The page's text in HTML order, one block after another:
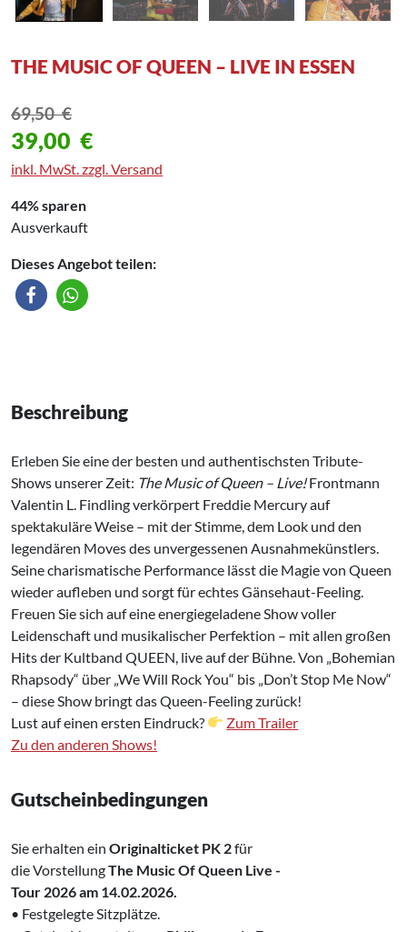
THE MUSIC OF QUEEN – LIVE IN ESSEN
69,50€
39,00 €
inkl. MwSt. zzgl. Versand
44% sparen
Ausverkauft
Dieses Angebot teilen:
Beschreibung
Erleben Sie eine der besten und authentischsten Tribute-
Shows unserer Zeit: The Music of Queen – Live!Frontmann
Valentin L. Findling verkörpert Freddie Mercury auf
spektakuläre Weise – mit der Stimme, dem Look und den
legendären Moves des unvergessenen Ausnahmekünstlers.
Seine charismatische Performance lässt die Magie von Queen
wieder aufleben und sorgt für echtes Gänsehaut-Feeling.
Freuen Sie sich auf eine energiegeladene Show voller
Leidenschaft und musikalischer Perfektion – mit allen großen
Hits der Kultband QUEEN, live auf der Bühne. Von „Bohemian
Rhapsody“ über „We Will Rock You“ bis „Don’t Stop Me Now“
– diese Show bringt das Queen-Feeling zurück!
Lust auf einen ersten Eindruck?
Zum Trailer
Zu den anderen Shows!
Gutscheinbedingungen
Sie erhalten ein Originalticket PK 2für
die VorstellungThe Music Of Queen Live -‌ ‌
Tour 2026 am 14.02.2026.
• Festgelegte Sitzplätze.